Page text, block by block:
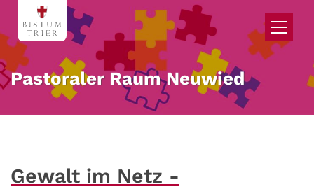
Zum Inhalt springen
Pastoraler Raum Neuwied
Gewalt im Netz -